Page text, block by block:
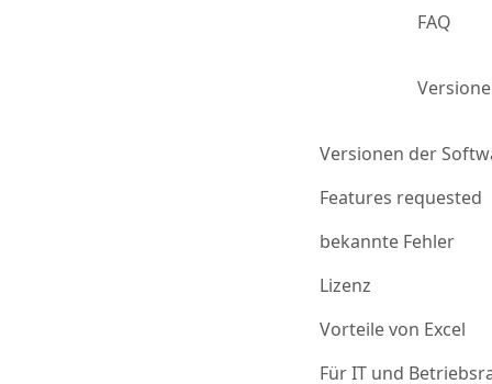
FAQ
Versionen der
Features requested
bekannte Fehler
Lizenz
Vorteile von Excel
Für IT und